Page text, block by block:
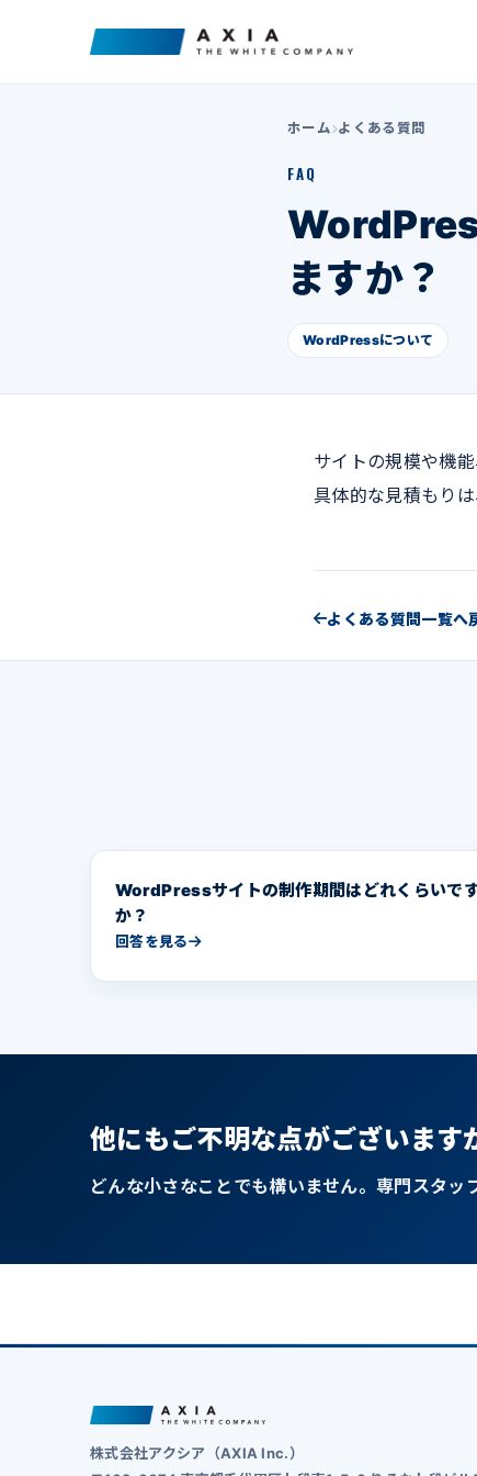
ホーム よくある質問
FAQ
ますか？
WordPressについて
サイトの規模や機
具体的な見積もり
よくある質問一覧へ
WordPressサイトの制作期間はどれくらいで
か？
回答を見る
他にもご不明な点がございます
どんな小さなことでも構いません。専門スタッ
株式会社アクシア（AXIA Inc.）